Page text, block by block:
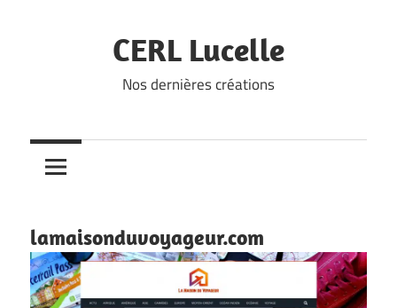
CERL Lucelle
Nos dernières créations
lamaisonduvoyageur.com